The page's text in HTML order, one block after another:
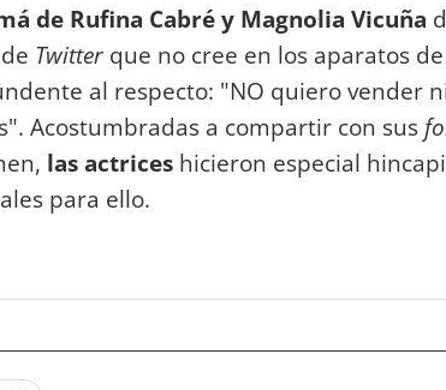
de Rufina Cabré y Magnolia Vicuña
Twitter que no cree en los aparatos
al respecto: "NO quiero vender
Acostumbradas a compartir con sus
las actrices hicieron especial
para ello.